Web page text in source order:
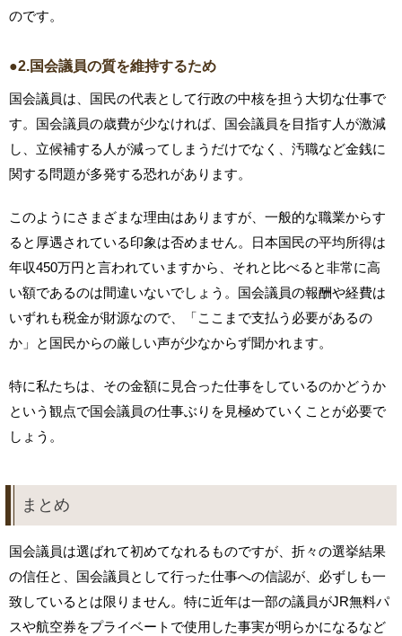
のです。
●2.国会議員の質を維持するため
国会議員は、国民の代表として行政の中核を担う大切な仕事で
す。国会議員の歳費が少なければ、国会議員を目指す人が激減
し、立候補する人が減ってしまうだけでなく、汚職など金銭に
関する問題が多発する恐れがあります。
このようにさまざまな理由はありますが、一般的な職業からす
ると厚遇されている印象は否めません。日本国民の平均所得は
年収450万円と言われていますから、それと比べると非常に高
い額であるのは間違いないでしょう。国会議員の報酬や経費は
いずれも税金が財源なので、「ここまで支払う必要があるの
か」と国民からの厳しい声が少なからず聞かれます。
特に私たちは、その金額に見合った仕事をしているのかどうか
という観点で国会議員の仕事ぶりを見極めていくことが必要で
しょう。
まとめ
国会議員は選ばれて初めてなれるものですが、折々の選挙結果
の信任と、国会議員として行った仕事への信認が、必ずしも一
致しているとは限りません。特に近年は一部の議員がJR無料パ
スや航空券をプライベートで使用した事実が明らかになるなど